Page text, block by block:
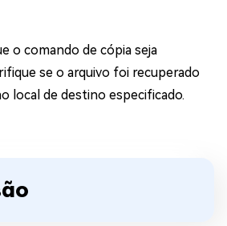
o comando de cópia seja
se o arquivo foi recuperado
local de destino especificado.